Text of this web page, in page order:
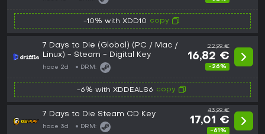
-10% with XDD10 copy
7 Days to Die (Global) (PC / Mac /
Linux) - Steam - Digital Key
hace 2d DRM:
22,99 €
16,82 €
-26%
-6% with XDDEALS6 copy
7 Days to Die Steam CD Key
hace 3d DRM:
43,99 €
17,01 €
-61%